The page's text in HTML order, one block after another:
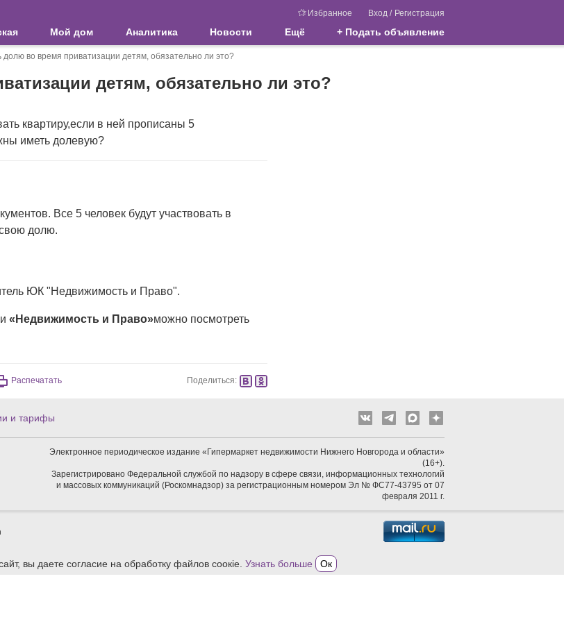
Избранное Вход / Регистрация
Мой дом Аналитика Новости Ещё + Подать объявление
долю во время приватизации детям, обязательно ли это?
детям, обязательно ли это?
квартиру,если в ней прописаны 5
иметь долевую?
Все 5 человек будут участвовать в
долю.
ЮК "Недвижимость и Право".
«Недвижимость и Право»можно посмотреть
Распечатать Поделиться:
и тарифы
Электронное периодическое издание «Гипермаркет недвижимости Нижнего Новгорода и области»
(16+).
Зарегистрировано Федеральной службой по надзору в сфере связи, информационных технологий
и массовых коммуникаций (Роскомнадзор) за регистрационным номером Эл № ФС77-43795 от 07
февраля 2011 г.
вы даете согласие на обработку файлов сoокіе. Узнать больше Ок